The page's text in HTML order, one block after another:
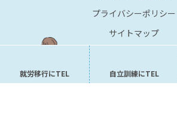
プライバシーポリシー
サイトマップ
就労移行にTEL 自立訓練にTEL